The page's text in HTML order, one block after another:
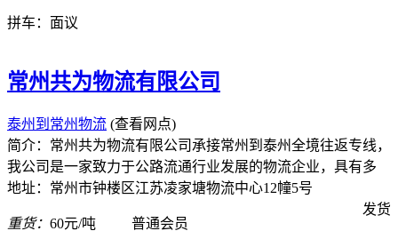
拼车： 面议
常州共为物流有限公司
泰州到常州物流 (查看网点)
简介：常州共为物流有限公司承接常州到泰州全境往返专线，
我公司是一家致力于公路流通行业发展的物流企业，具有多
地址：常州市钟楼区江苏凌家塘物流中心12幢5号
重货： 60元/吨 普通会员
发货